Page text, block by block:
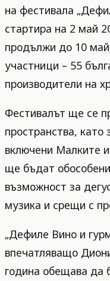
на фестивала
стартира на 2 май
продължи до 10
участници – 55
производители на
Фестивалът ще се
пространства, като
включени Малките
ще бъдат
възможност за
музика и срещи с
„Дефиле Вино и
впечатляващо
година обещава да